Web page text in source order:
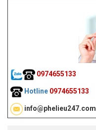
0974655133
Hotline 0974655133
info@phelieu247.com